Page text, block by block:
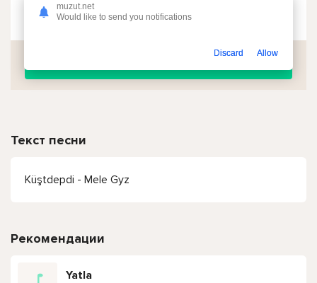
Текст песни
Küştdepdi - Mele Gyz
Рекомендации
Yatla
muzut.net
Would like to send you notifications
Discard Allow